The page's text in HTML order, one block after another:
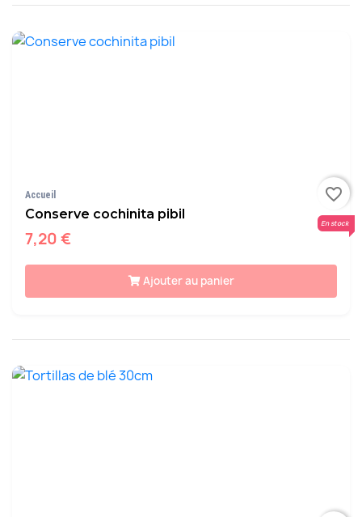
Accueil
Conserve cochinita pibil
7,20 €
En stock
Ajouter au panier
favorite_border